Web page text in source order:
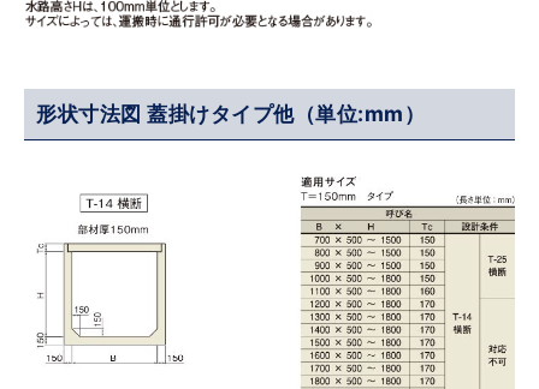
形状寸法図 蓋掛けタイプ他（単位:mm）